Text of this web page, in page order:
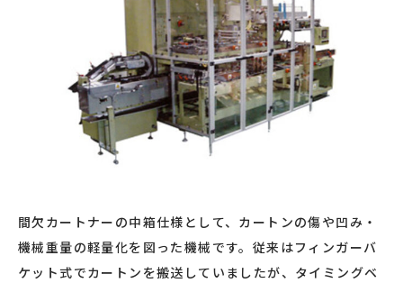
間欠カートナーの中箱仕様として、カートンの傷や凹み・
機械重量の軽量化を図った機械です。従来はフィンガーバ
ケット式でカートンを搬送していましたが、タイミングベ